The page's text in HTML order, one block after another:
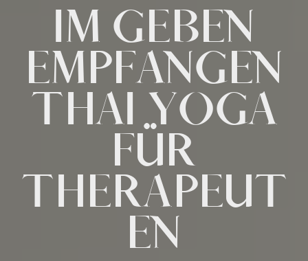
IM GEBEN
EMPFANGEN
THAI YOGA
FÜR
THERAPEUT
EN